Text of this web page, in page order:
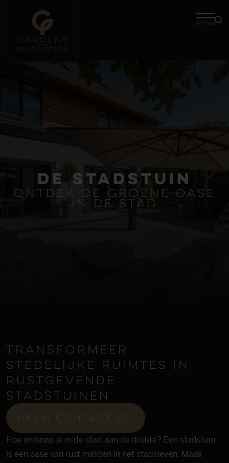
De stadstuin
ontdek de groene oase
in de stad
trans­formeer
stedelijke ruimtes in
rust­gevende
stadstuinen
neem contact op
Hoe ontsnap je in de stad aan de drukte? Een stadstuin
is een oase van rust midden in het stadsleven. Maak